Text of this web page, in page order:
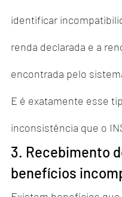
identificar
renda declarada e a
encontrada pelo
E é exatamente esse
inconsistência que o
3. Recebimento
benefícios